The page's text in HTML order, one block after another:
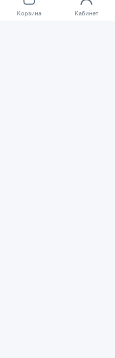
Корзина Кабинет
приобрели у нас.